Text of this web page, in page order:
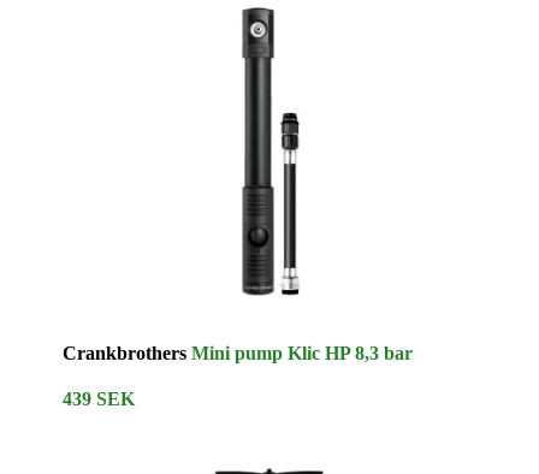
CrankbrothersMini pump Klic HP 8,3 bar
439 SEK